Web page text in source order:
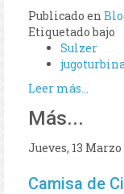
Publicado en
Etiquetado bajo
Sulzer
jugoturbina
Leer más...
Más...
Jueves, 13 Marzo
Camisa de